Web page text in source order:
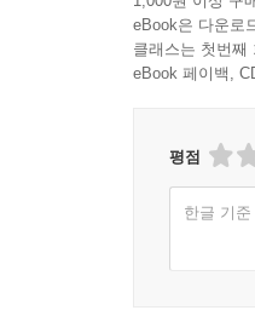
eBook은 다운로
클래스는 첫번째
eBook 페이백,
평점
한글 기